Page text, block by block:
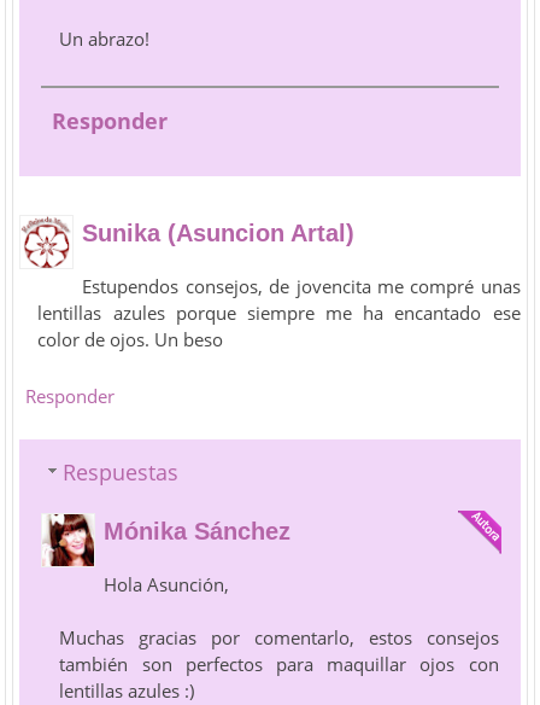
Un abrazo!
Responder
Sunika (Asuncion Artal)
Estupendos consejos, de jovencita me compré unas
lentillas azules porque siempre me ha encantado ese
color de ojos. Un beso
Responder
Respuestas
Mónika Sánchez
Hola Asunción,
Muchas gracias por comentarlo, estos consejos
también son perfectos para maquillar ojos con
lentillas azules :)